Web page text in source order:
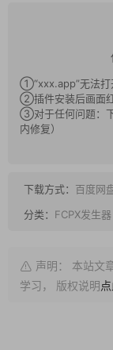
①“xxx.app”无法打
②插件安装后画面红
③对于任何问题：
内修复）
下载方式： 百度网
分类： FCPX发生器
声明： 本站文
学习， 版权说明